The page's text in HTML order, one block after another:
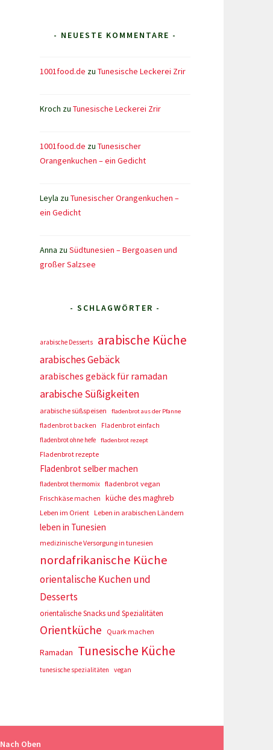
- NEUESTE KOMMENTARE -
1001food.de zu Tunesische Leckerei Zrir
Kroch zu Tunesische Leckerei Zrir
1001food.de zu Tunesischer
Orangenkuchen – ein Gedicht
Leyla zu Tunesischer Orangenkuchen –
ein Gedicht
Anna zu Südtunesien – Bergoasen und
großer Salzsee
- SCHLAGWÖRTER -
arabische Desserts arabische Küche
arabisches Gebäck
arabisches gebäck für ramadan
arabische Süßigkeiten
arabische süßspeisen fladenbrot aus der Pfanne
fladenbrot backen
Fladenbrot einfach
fladenbrot ohne hefe
fladenbrot rezept
Fladenbrot rezepte
Fladenbrot selber machen
fladenbrot thermomix fladenbrot vegan
Frischkäse machen küche des maghreb
Leben im Orient Leben in arabischen Ländern
leben in Tunesien
medizinische Versorgung in tunesien
nordafrikanische Küche
orientalische Kuchen und
Desserts
orientalische Snacks und Spezialitäten
Orientküche Quark machen
Ramadan Tunesische Küche
tunesische spezialitäten vegan
Nach Oben